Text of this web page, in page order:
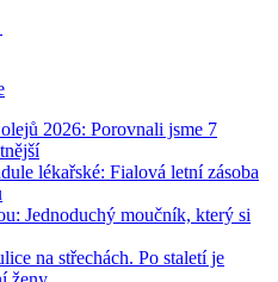
2026: Porovnali jsme 7
lékařské: Fialová letní zásoba
Jednoduchý moučník, který si
na střechách. Po staletí je